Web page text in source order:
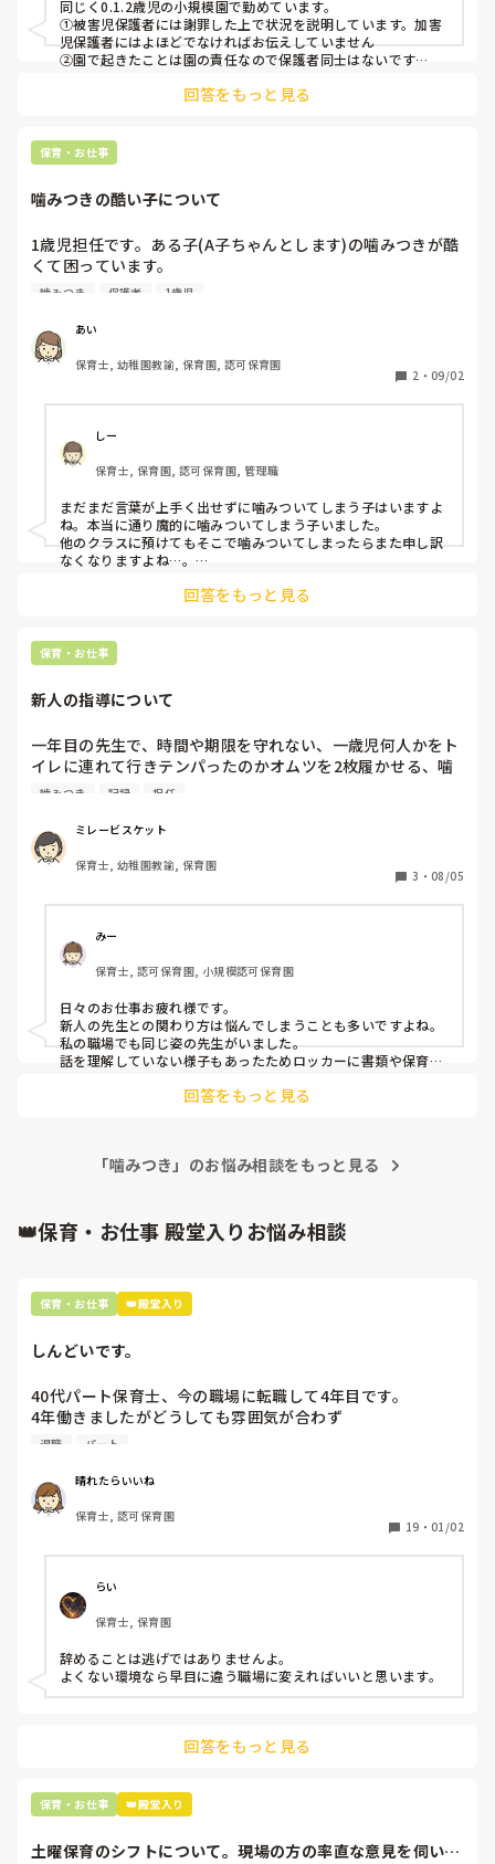
よろしくお願いいたします。
同じく0.1.2歳児の小規模園で勤めています。
①被害児保護者には謝罪した上で状況を説明しています。加害
児保護者にはよほどでなければお伝えしていません
②園で起きたことは園の責任なので保護者同士はないです
回答をもっと見る
保育・お仕事
噛みつきの酷い子について
1歳児担任です。ある子(A子ちゃんとします)の噛みつきが酷
くて困っています。
一般的におもちゃの取り合い等で噛み付く事が多いかとおも
トラブルもなく、ケンカもなく、噛みつきます。
静かに楽しそうに遊んでいた子の近くを通っただけで噛みつ
きます。モーションが短いため防ぎきれません。なにか対策
預けるという案がでましたが0歳児クラスは途中入園の子や
手のかかる子が多いのでさすがに申し訳なく自分のクラスの
子なので自分のクラスでなんとかしたいと思ってます。
よろしくお願いしますm(_ _)m
噛みつき 保護者 1歳児
あい
保育士, 幼稚園教諭, 保育園, 認可保育園
2 ・ 09/02
しー
保育士, 保育園, 認可保育園, 管理職
まだまだ言葉が上手く出せずに噛みついてしまう子はいますよ
ね。本当に通り魔的に噛みついてしまう子いました。
他のクラスに預けてもそこで噛みついてしまったらまた申し訳
なくなりますよね…。
きが落ちつくまで、なるべく補佐の職員がそばにつき、それが
回答をもっと見る
保育・お仕事
新人の指導について
一年目の先生で、時間や期限を守れない、一歳児何人かをト
イレに連れて行きテンパったのかオムツを2枚履かせる、噛
みつきや危険なことを止めようとしない、
2度、3度言われたことを改善しようとしない。
この前なんて配布する日に休みだということ他の担任にも伝
えていなくて書類の記入が間に合ってないこともありまし
もしかしたら発達に問題がある人かもしれません。
どうやって指導してあげたら何度も同じことを繰り返すこと
がなくなるでしょうか。。
噛みつき 記録 担任
ミレービスケット
保育士, 幼稚園教諭, 保育園
3 ・ 08/05
みー
保育士, 認可保育園, 小規模認可保育園
日々のお仕事お疲れ様です。
新人の先生との関わり方は悩んでしまうことも多いですよね。
私の職場でも同じ姿の先生がいました。
話を理解していない様子もあったためロッカーに書類や保育教
し、さらに園長は締切が近くなると進行状況を聞く声かけをし
人の口からどう取り組みをするのかを聞き出しました。それで
最終的にこの先生は子どもが懐く姿がなく保育士に向いていな
いと自分で判断して辞めてしまいました。
きて同じ失敗を繰り返してしまう…」と話し合いの中で言って
いました。
この10年保育士をしている中で何名か新卒の方と関わってきま
したが、時代も関係しているのかなと感じます。なので最近の
けるようにしています。
自分が新人だった頃はもっと大変で厳しかったのに…と思って
すね。
愚痴をこぼしながら無理をせずこれからも頑張ってください
ね！
長くなってしまい申し訳ありません。
回答をもっと見る
「噛みつき」のお悩み相談をもっと見る
👑保育・お仕事 殿堂入りお悩み相談
保育・お仕事 👑殿堂入り
しんどいです。
40代パート保育士、今の職場に転職して4年目です。
4年働きましたがどうしても雰囲気が合わず
退職しようと思っています。
周りの職員は、勤続10年以上から何十年という先生がほとん
どです。
保護者子どもの愚痴悪口が多く、
今で言う不適切保育も
仕方ないよね
もう何も言わずに
子どもの言いなりになればいいんだね
などいう意見で…
上の先生に相談することは難しそうです。
最後の職場にしようと思っていましたが
辞めることは逃げ、と、過去辞めた人も何年も言われ続けて
います
退職 パート
晴れたらいいね
保育士, 認可保育園
19 ・ 01/02
らい
保育士, 保育園
辞めることは逃げではありませんよ。
よくない環境なら早目に違う職場に変えればいいと思います。
回答をもっと見る
保育・お仕事 👑殿堂入り
土曜保育のシフトについて。現場の方の率直な意見を伺いた